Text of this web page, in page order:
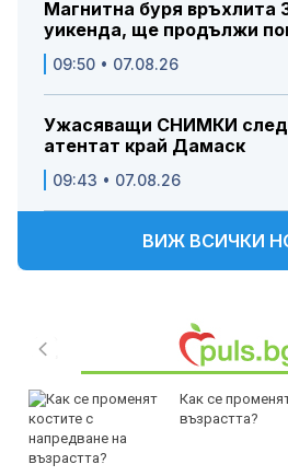
Магнитна буря връхлита
уикенда, ще продължи
09:50 • 07.08.26
Ужасяващи СНИМКИ след
атентат край Дамаск
09:43 • 07.08.26
ВИЖ ВСИЧКИ
Как се
възрастта?